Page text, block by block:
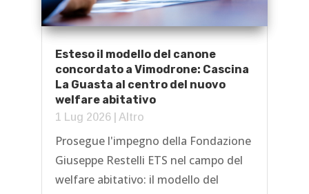
Esteso il modello del canone
concordato a Vimodrone: Cascina
La Guasta al centro del nuovo
welfare abitativo
1 Lug 2026| Altro
Prosegue l'impegno della Fondazione
Giuseppe Restelli ETS nel campo del
welfare abitativo: il modello del